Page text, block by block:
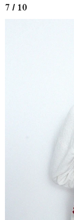
7 / 10